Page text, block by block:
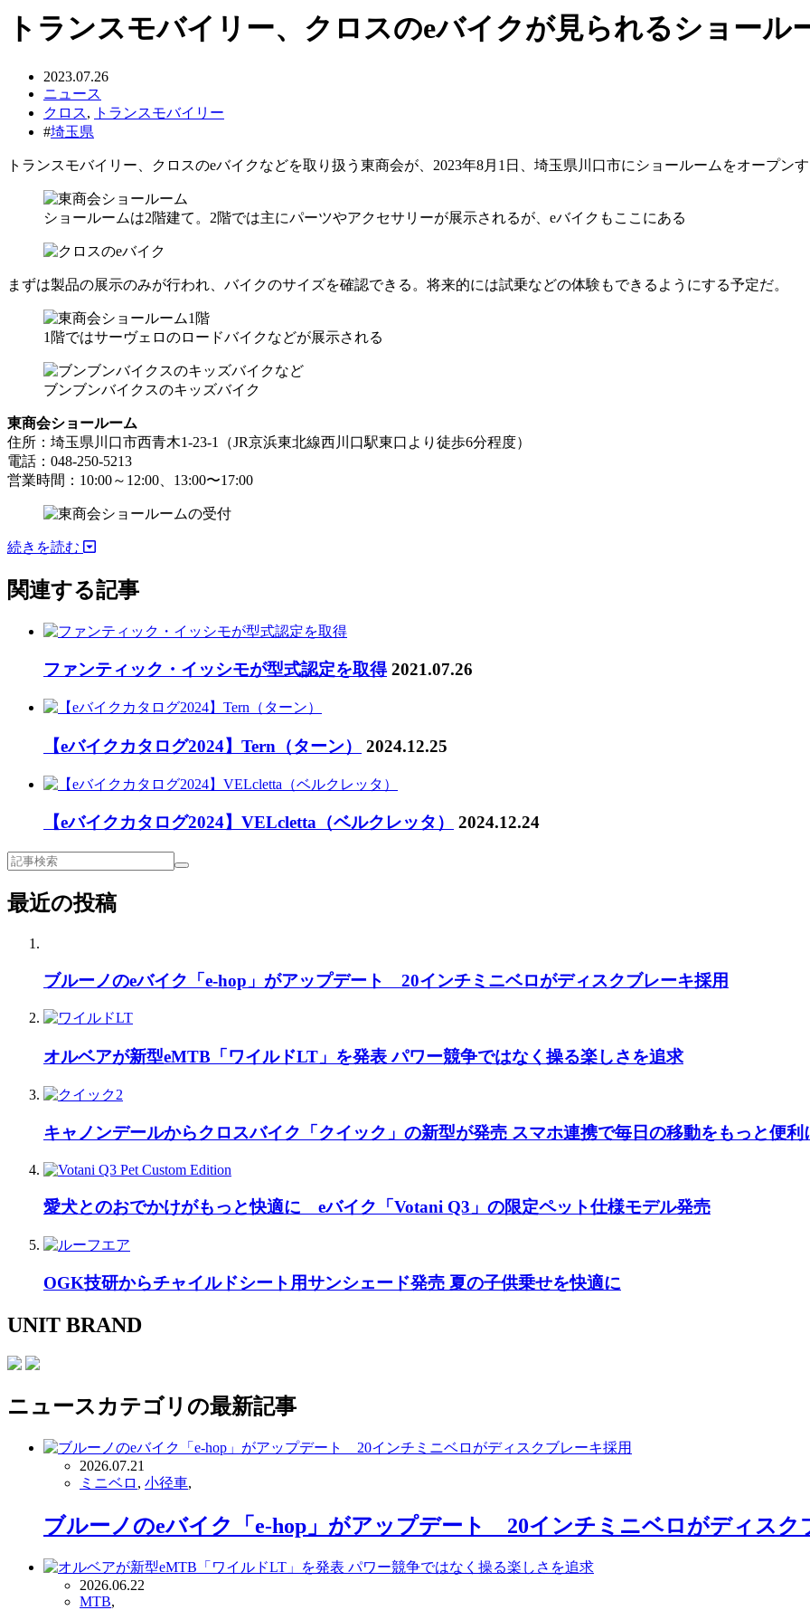
トランスモバイリー、クロスのeバイクが見られるショール
2023.07.26
ニュース
クロス,
トランスモバイリー
#埼玉県
トランスモバイリー、クロスのeバイクなどを取り扱う東商会が、2023年8月1日、埼玉県川口市にショールームをオープン
ショールームは2階建て。2階では主にパーツやアクセサリーが展示されるが、eバイクもここにある
まずは製品の展示のみが行われ、バイクのサイズを確認できる。将来的には試乗などの体験もできるようにする予定だ。
1階ではサーヴェロのロードバイクなどが展示される
ブンブンバイクスのキッズバイク
東商会ショールーム
住所：埼玉県川口市西青木1-23-1（JR京浜東北線西川口駅東口より徒歩6分程度）
電話：048-250-5213
営業時間：10:00～12:00、13:00〜17:00
続きを読む
関連する記事
ファンティック・イッシモが型式認定を取得 2021.07.26
【eバイクカタログ2024】Tern（ターン） 2024.12.25
【eバイクカタログ2024】VELcletta（ベルクレッタ） 2024.12.24
最近の投稿
ブルーノのeバイク「e-hop」がアップデート 20インチミニベロがディスクブレーキ採用
オルベアが新型eMTB「ワイルドLT」を発表 パワー競争ではなく操る楽しさを追求
キャノンデールからクロスバイク「クイック」の新型が発売 スマホ連携で毎日の移動をもっと便利
愛犬とのおでかけがもっと快適に eバイク「Votani Q3」の限定ペット仕様モデル発売
OGK技研からチャイルドシート用サンシェード発売 夏の子供乗せを快適に
UNIT BRAND
ニュース カテゴリの最新記事
2026.07.21
ミニベロ , 小径車,
ブルーノのeバイク「e-hop」がアップデート 20インチミニベロがディスク
2026.06.22
MTB,